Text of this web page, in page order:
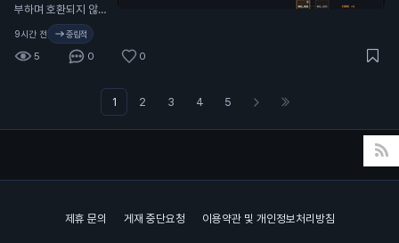
N
부하며 호환되지 않는
자체 블록체인으로 갈
9시간 전 중립적
5 0 0
1 2 3 4 5
제휴 문의 게재 중단요청 이용약관 및 개인정보처리방침